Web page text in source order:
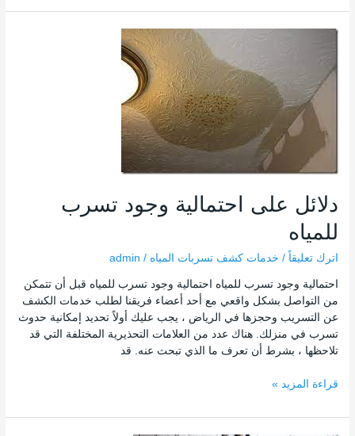
دلائل على احتمالية وجود تسرب
للمياه
اترك تعليقاً / خدمات كشف تسربات المياه /
admin
احتمالية وجود تسرب للمياه احتمالية وجود تسرب للمياه قبل أن تتمكن
من التواصل بشكل واقعي مع أحد أعضاء فريقنا لطلب خدمات الكشف
عن التسريب وحجزها في الرياض ، يجب عليك أولاً تحديد إمكانية حدوث
تسرب في منزلك. هناك عدد من العلامات التحذيرية المختلفة التي قد
تلاحظها ، بشرط أن تعرف ما الذي تبحث عنه. قد
احتمالية
وجود
تسرب
للمياه
قراءة المزيد »